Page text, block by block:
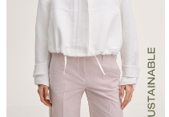
Strellson AG
Sonnenwiesenstrasse 21
8280 Kreuzlingen
Schweiz